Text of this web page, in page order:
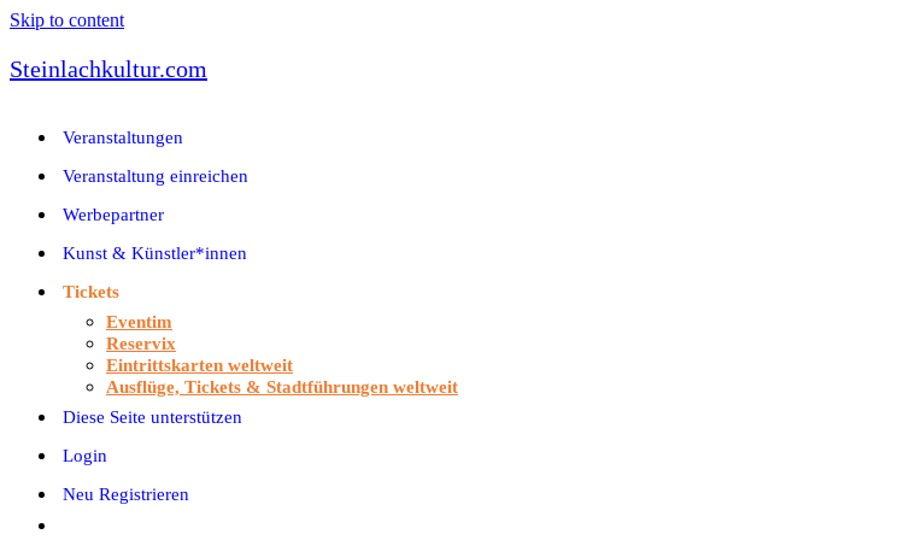
Skip to content
Steinlachkultur.com
Veranstaltungen
Veranstaltung einreichen
Werbepartner
Kunst & Künstler*innen
Tickets
Eventim
Reservix
Eintrittskarten weltweit
Ausflüge, Tickets & Stadtführungen weltweit
Diese Seite unterstützen
Login
Neu Registrieren